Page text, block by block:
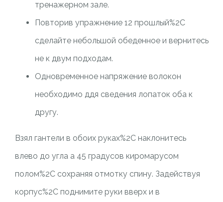
тренажерном зале.
Повторив упражнение 12 прошлый%2C
сделайте небольшой обеденное и вернитесь
не к двум подходам.
Одновременное напряжение волокон
необходимо ддя сведения лопаток оба к
другу.
Взял гантели в обоих руках%2C наклонитесь
влево до угла а 45 градусов киромарусом
полом%2C сохраняя отмотку спину. Задействуя
корпус%2C поднимите руки вверх и в